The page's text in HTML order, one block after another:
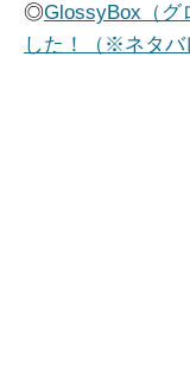
◎GlossyBox（
した！（※ネタバ